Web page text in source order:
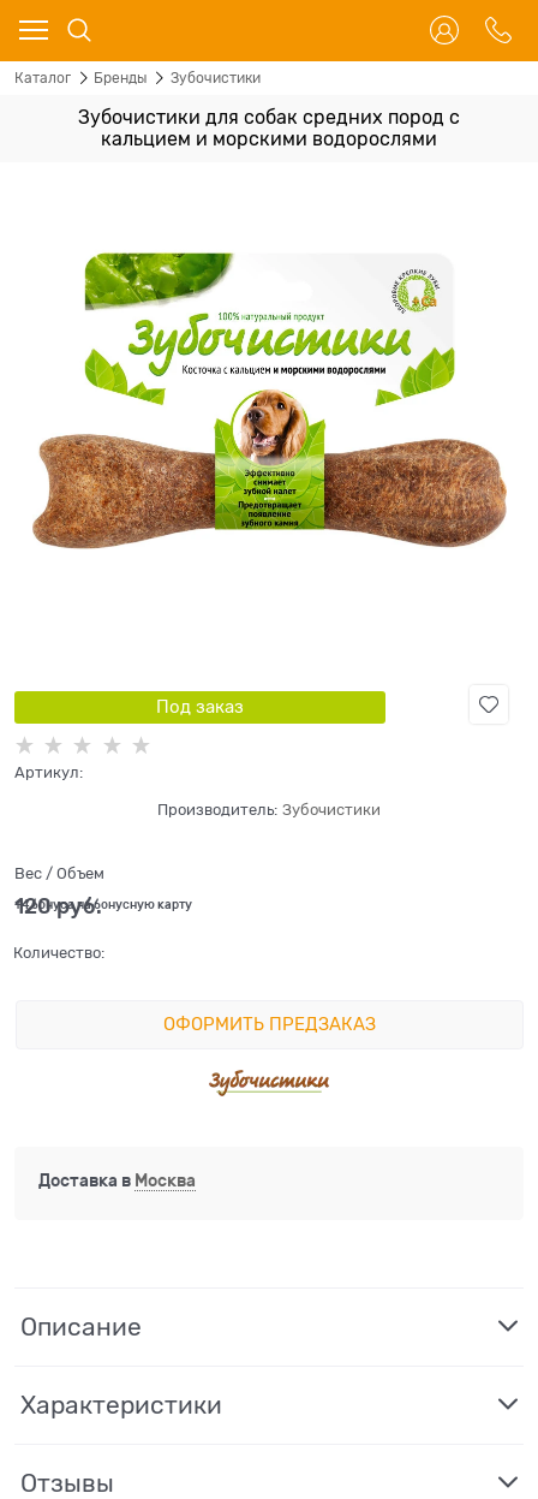
Каталог Бренды Зубочистики
Зубочистики для собак средних пород с
кальцием и морскими водорослями
Под заказ
Артикул:
Производитель: Зубочистики
Вес / Объем
120 руб.
+4 бонуса на бонусную карту
Количество:
ОФОРМИТЬ ПРЕДЗАКАЗ
Доставка в Москва
Описание
Характеристики
Отзывы